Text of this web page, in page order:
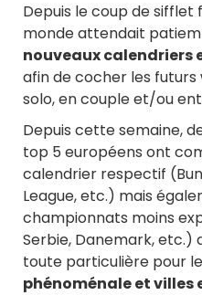
Depuis le coup de sifflet
monde attendait
nouveaux calendriers
afin de cocher les
solo, en couple et/ou
Depuis cette semaine,
top 5 européens ont
calendrier respectif
League, etc.) mais
championnats moins
Serbie, Danemark,
toute particulière pour
phénoménale et villes